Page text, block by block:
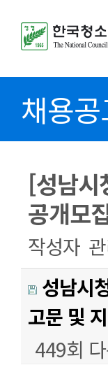
채용
[성남시
공개모
작성자
성남시
고문 및
449회